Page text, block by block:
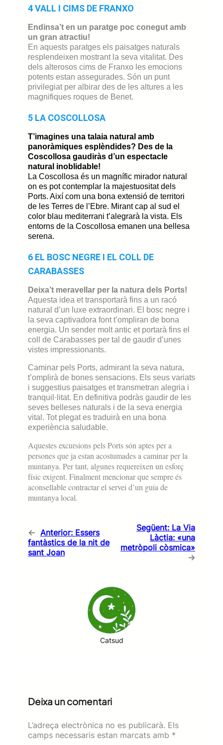
4 VALL I CIMS DE FRANXO
Endinsa’t en un paratge poc conegut amb
un gran atractiu!
En aquests paratges els paisatges naturals
resplendeixen mostrant la seva vitalitat. Des
dels alterosos cims de Franxo les emocions
potents estan assegurades. Són un punt
privilegiat per albirar des de les altures a les
magnifiques roques de Benet.
5 LA COSCOLLOSA
T’imagines una talaia natural amb
panoràmiques esplèndides? Des de la
Coscollosa gaudiràs d’un espectacle
natural inoblidable!
La Coscollosa és un magnífic mirador natural
on es pot contemplar la majestuositat dels
Ports. Així com una bona extensió de territori
de les Terres de l’Ebre. Mirant cap al sud el
color blau mediterrani t’alegrarà la vista. Els
entorns de la Coscollosa emanen una bellesa
serena.
6 EL BOSC NEGRE I EL COLL DE
CARABASSES
Deixa’t meravellar per la natura dels Ports!
Aquesta idea et transportarà fins a un racó
natural d’un luxe extraordinari. El bosc negre i
la seva captivadora font t’ompliran de bona
energia. Un sender molt antic et portarà fins el
coll de Carabasses per tal de gaudir d’unes
vistes impressionants.
Caminar pels Ports, admirant la seva natura,
t’omplirà de bones sensacions. Els seus variats
i suggestius paisatges et transmetran alegria i
tranquil·litat. En definitiva podràs gaudir de les
seves belleses naturals i de la seva energia
vital. Tot plegat es traduirà en una bona
experiència saludable.
Aquestes excursions pels Ports són aptes per a
persones que ja estan acostumades a caminar per la
muntanya. Per tant, algunes requereixen un esforç
físic exigent. Finalment mencionar que sempre és
aconsellable contractar el servei d’un guia de
muntanya local.
← Anterior: Essers
fantàstics de la nit de
sant Joan
Següent: La Via
Làctia: «una
metròpoli còsmica»
→
Catsud
Deixa un comentari
L’adreça electrònica no es publicarà. Els
camps necessaris estan marcats amb *